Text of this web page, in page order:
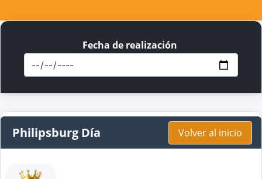
Fecha de realización
Philipsburg Día Volver al inicio